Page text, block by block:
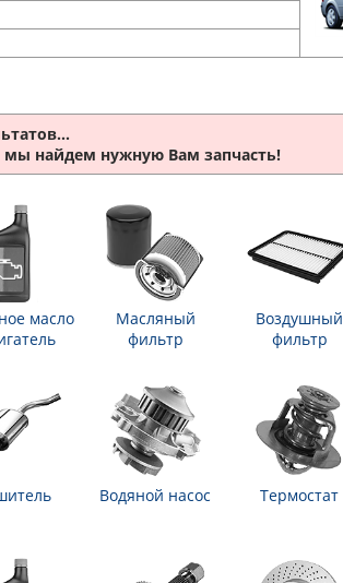
мы найдем нужную Вам запчасть!
масло
Масляный
фильтр
Воздушный
фильтр
Водяной насос Термостат